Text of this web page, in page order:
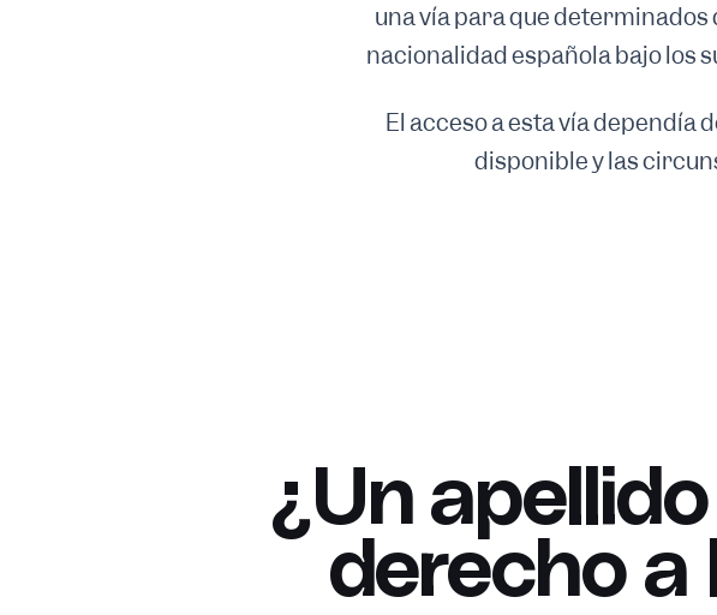
una vía para que
nacionalidad española bajo los
El acceso a esta vía
disponible y las
¿Un
derecho a